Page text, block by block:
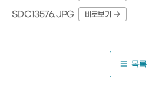
SDC13576.JPG 바로보기
목록